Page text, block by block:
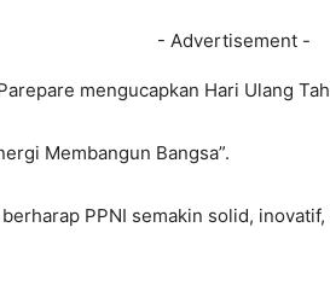
- Advertisement -
mengucapkan Hari Ulang
Membangun Bangsa”.
PPNI semakin solid,